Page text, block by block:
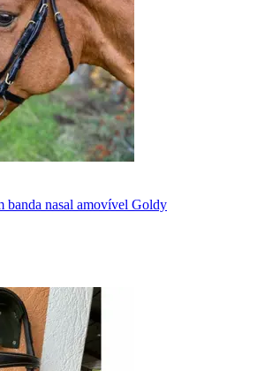
banda nasal amovível Goldy